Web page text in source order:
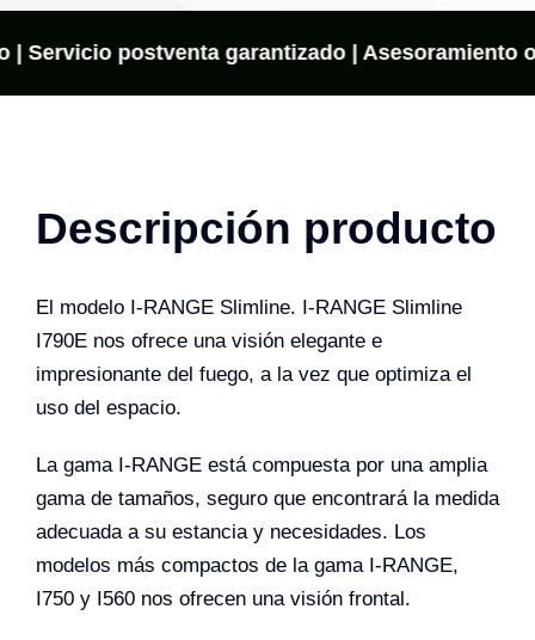
App
cantidad
postventa garantizado | Asesoramiento
Descripción producto
El modelo I-RANGE Slimline. I-RANGE Slimline
I790E nos ofrece una visión elegante e
impresionante del fuego, a la vez que optimiza el
uso del espacio.
La gama I-RANGE está compuesta por una amplia
gama de tamaños, seguro que encontrará la medida
adecuada a su estancia y necesidades. Los
modelos más compactos de la gama I-RANGE,
I750 y I560 nos ofrecen una visión frontal.